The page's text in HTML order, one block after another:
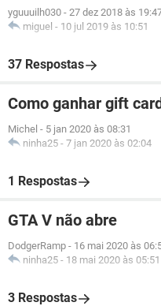
yguuuilh030 - 27 dez 2018 às
miguel - 10 jul 2019 às 10:51
37 Respostas
Como ganhar gift
Michel - 5 jan 2020 às 08:31
ninha25 - 7 jan 2020 às 02:04
1 Respostas
GTA V não abre
DodgerRamp - 16 mai 2020 às
ninha25 - 18 mai 2020 às 05:51
3 Respostas